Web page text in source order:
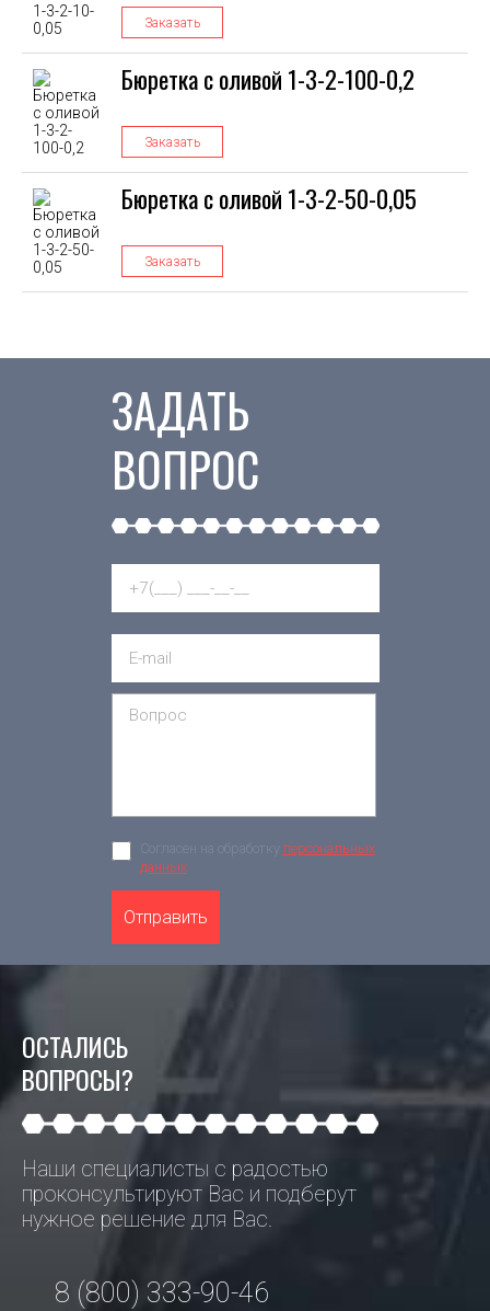
Заказать
Бюретка с оливой 1-3-2-100-0,2
Заказать
Бюретка с оливой 1-3-2-50-0,05
Заказать
ЗАДАТЬ
ВОПРОС
Согласен на обработку персональных
данных
Отправить
ОСТАЛИСЬ
ВОПРОСЫ?
Наши специалисты с радостью
проконсультируют Вас и подберут
нужное решение для Вас.
8 (800) 333-90-46